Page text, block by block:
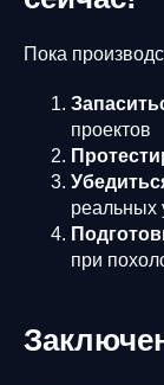
Пока
проектов
реальных
при